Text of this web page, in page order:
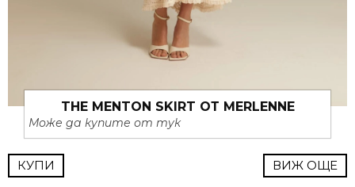
THE MENTON SKIRT ОТ MERLENNE
Може да купите от тук
КУПИ ВИЖ ОЩЕ